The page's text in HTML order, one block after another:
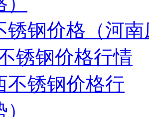
锈钢价格（河